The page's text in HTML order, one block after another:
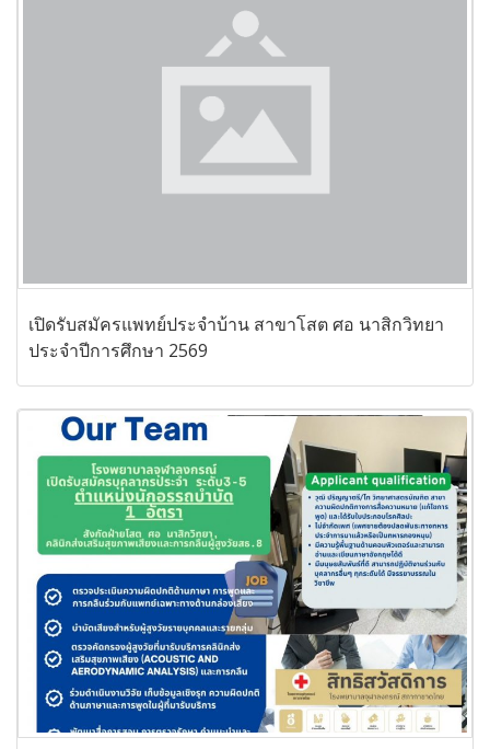
เปิดรับสมัครแพทย์ประจำบ้าน สาขาโสต ศอ นาสิกวิทยา
ประจำปีการศึกษา 2569